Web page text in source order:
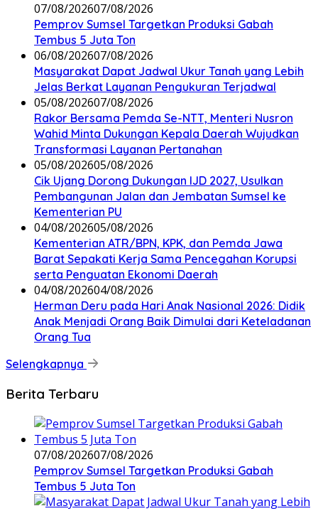
07/08/202607/08/2026
Pemprov Sumsel Targetkan Produksi Gabah
Tembus 5 Juta Ton
06/08/202607/08/2026
Masyarakat Dapat Jadwal Ukur Tanah yang Lebih
Jelas Berkat Layanan Pengukuran Terjadwal
05/08/202607/08/2026
Rakor Bersama Pemda Se-NTT, Menteri Nusron
Wahid Minta Dukungan Kepala Daerah Wujudkan
Transformasi Layanan Pertanahan
05/08/202605/08/2026
Cik Ujang Dorong Dukungan IJD 2027, Usulkan
Pembangunan Jalan dan Jembatan Sumsel ke
Kementerian PU
04/08/202605/08/2026
Kementerian ATR/BPN, KPK, dan Pemda Jawa
Barat Sepakati Kerja Sama Pencegahan Korupsi
serta Penguatan Ekonomi Daerah
04/08/202604/08/2026
Herman Deru pada Hari Anak Nasional 2026: Didik
Anak Menjadi Orang Baik Dimulai dari Keteladanan
Orang Tua
Selengkapnya
Berita Terbaru
07/08/202607/08/2026
Pemprov Sumsel Targetkan Produksi Gabah
Tembus 5 Juta Ton